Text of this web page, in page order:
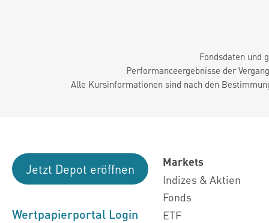
Fondsdaten und
Performanceergebnisse der
Alle Kursinformationen sind nach den
Jetzt Depot eröffnen
Wertpapierportal Login
Markets
Indizes & Aktien
Fonds
ETF